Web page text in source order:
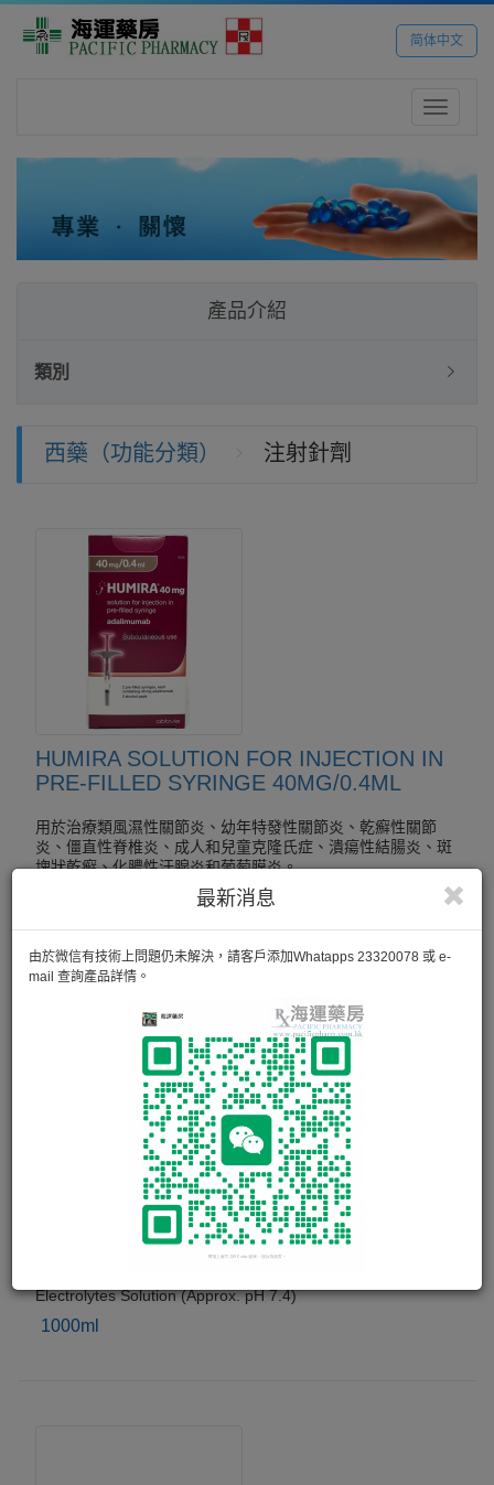
简体中文
Toggle
最新消息
由於微信有技術上問題仍未解決，請客戶添加Whatapps 23320078 或 e-
mail 查詢產品詳情。
產品介紹
類別
西藥（功能分類） 注射針劑
HUMIRA SOLUTION FOR INJECTION IN
PRE-FILLED SYRINGE 40MG/0.4ML
用於治療類風濕性關節炎、幼年特發性關節炎、乾癬性關節
炎、僵直性脊椎炎、成人和兒童克隆氏症、潰瘍性結腸炎、斑
塊狀乾癬、化膿性汗腺炎和葡萄膜炎。
BAXTER PLASMA-LYTE 148
INTRAVENOUS INFUSION
Electrolytes Solution (Approx. pH 7.4)
1000ml